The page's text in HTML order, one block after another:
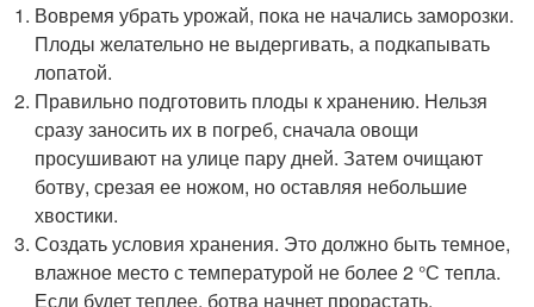
Вовремя убрать урожай, пока не начались заморозки.
Плоды желательно не выдергивать, а подкапывать
лопатой.
Правильно подготовить плоды к хранению. Нельзя
сразу заносить их в погреб, сначала овощи
просушивают на улице пару дней. Затем очищают
ботву, срезая ее ножом, но оставляя небольшие
хвостики.
Создать условия хранения. Это должно быть темное,
влажное место с температурой не более 2 °С тепла.
Если будет теплее, ботва начнет прорастать.